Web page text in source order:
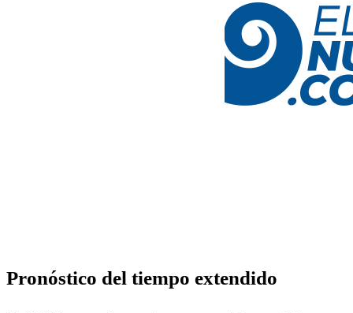
Pronóstico del tiempo extendido